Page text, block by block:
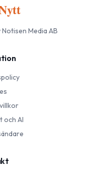
Media AB
och AI